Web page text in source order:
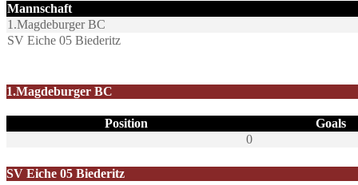
Mannschaft
1.Magdeburger BC
SV Eiche 05 Biederitz
1.Magdeburger BC
Position Goals
0
SV Eiche 05 Biederitz